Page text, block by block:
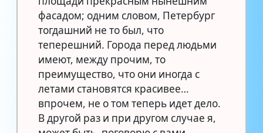
фасадом; одним словом, Петербург
тогдашний не то был, что
теперешний. Города перед людьми
имеют, между прочим, то
преимущество, что они иногда с
летами становятся красивее…
впрочем, не о том теперь идет дело.
В другой раз и при другом случае я,